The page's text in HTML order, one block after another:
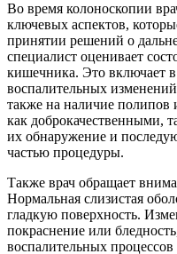
Во время колоноскопии
ключевых аспектов,
принятии решений о
специалист оценивает
кишечника. Это включает
воспалительных
также на наличие
как доброкачественными,
их обнаружение и
частью процедуры.
Также врач обращает
Нормальная слизистая
гладкую поверхность.
покраснение или
воспалительных